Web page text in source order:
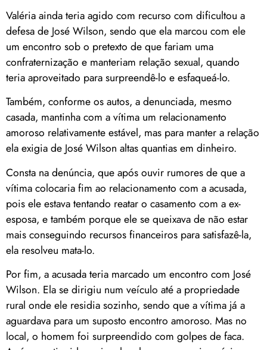
Valéria ainda teria agido com recurso com dificultou a
defesa de José Wilson, sendo que ela marcou com ele
um encontro sob o pretexto de que fariam uma
confraternização e manteriam relação sexual, quando
teria aproveitado para surpreendê-lo e esfaqueá-lo.
Também, conforme os autos, a denunciada, mesmo
casada, mantinha com a vítima um relacionamento
amoroso relativamente estável, mas para manter a relação
ela exigia de José Wilson altas quantias em dinheiro.
Consta na denúncia, que após ouvir rumores de que a
vítima colocaria fim ao relacionamento com a acusada,
pois ele estava tentando reatar o casamento com a ex-
esposa, e também porque ele se queixava de não estar
mais conseguindo recursos financeiros para satisfazê-la,
ela resolveu mata-lo.
Por fim, a acusada teria marcado um encontro com José
Wilson. Ela se dirigiu num veículo até a propriedade
rural onde ele residia sozinho, sendo que a vítima já a
aguardava para um suposto encontro amoroso. Mas no
local, o homem foi surpreendido com golpes de faca.